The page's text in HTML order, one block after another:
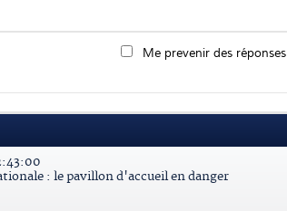
Me prevenir des réponses
: le pavillon d'accueil en danger